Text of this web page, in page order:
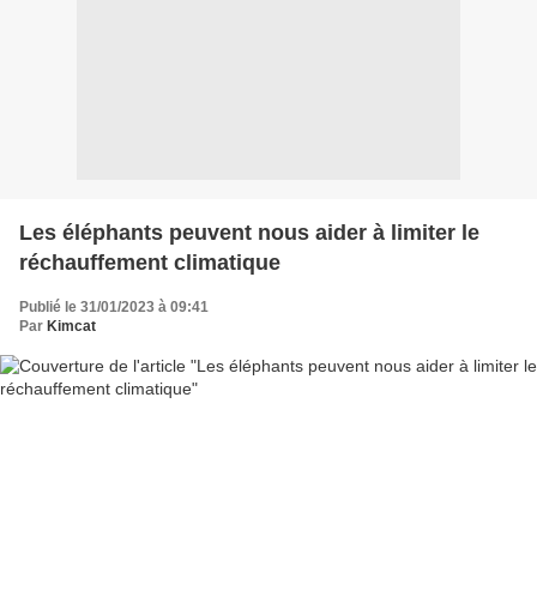
Les éléphants peuvent nous aider à limiter le
réchauffement climatique
Publié le 31/01/2023 à 09:41
Par Kimcat